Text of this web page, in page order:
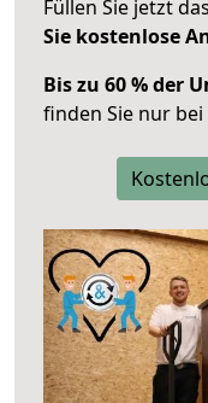
Füllen Sie jetzt
Sie kostenlose
Bis zu 60 % der
finden Sie nur bei